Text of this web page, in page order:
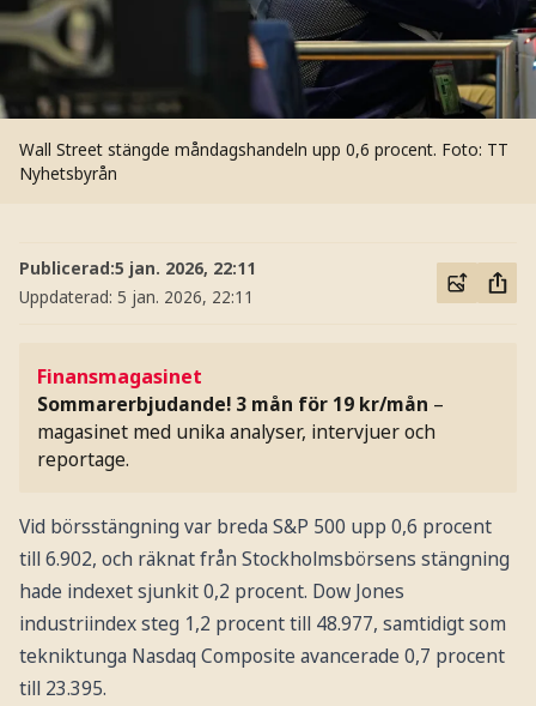
Wall Street stängde måndagshandeln upp 0,6 procent. Foto: TT
Nyhetsbyrån
Publicerad:5 jan. 2026, 22:11
Uppdaterad: 5 jan. 2026, 22:11
Finansmagasinet
Sommarerbjudande! 3 mån för 19 kr/mån –
magasinet med unika analyser, intervjuer och
reportage.
Vid börsstängning var breda S&P 500 upp 0,6 procent
till 6.902, och räknat från Stockholmsbörsens stängning
hade indexet sjunkit 0,2 procent. Dow Jones
industriindex steg 1,2 procent till 48.977, samtidigt som
tekniktunga Nasdaq Composite avancerade 0,7 procent
till 23.395.